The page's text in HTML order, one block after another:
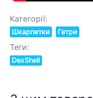
Категорії:
Шкарпетки Гетри
Теги:
DexShell